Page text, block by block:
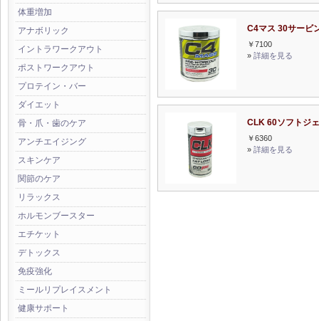
体重増加
アナボリック
イントラワークアウト
ポストワークアウト
プロテイン・バー
ダイエット
骨・爪・歯のケア
アンチエイジング
スキンケア
関節のケア
リラックス
ホルモンブースター
エチケット
デトックス
免疫強化
ミールリプレイスメント
健康サポート
C4マス 30サービ
￥7100
» 詳細を見る
CLK 60ソフトジ
￥6360
» 詳細を見る